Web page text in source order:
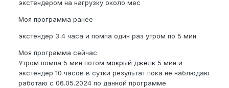
экстендером на нагрузку около мес
Моя программа ранее
экстендер 3 4 часа и помпа один раз утром по 5 мин
Моя программа сейчас
Утром помпа 5 мин потом мокрый джелк 5 мин и
экстендер 10 часов в сутки результат пока не наблюдаю
работаю с 06.05.2024 по данной программе